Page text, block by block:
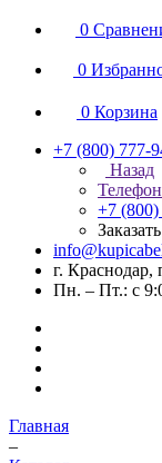
0
0
0 Корзина
+7 (800) 777-
Назад
+7
г.
Пн. – Пт.: с
Главная
–